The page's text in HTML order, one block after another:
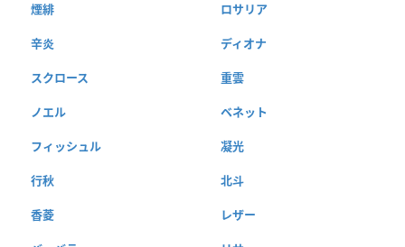
煙緋 ロサリア
辛炎 ディオナ
スクロース 重雲
ノエル ベネット
フィッシュル 凝光
行秋 北斗
香菱 レザー